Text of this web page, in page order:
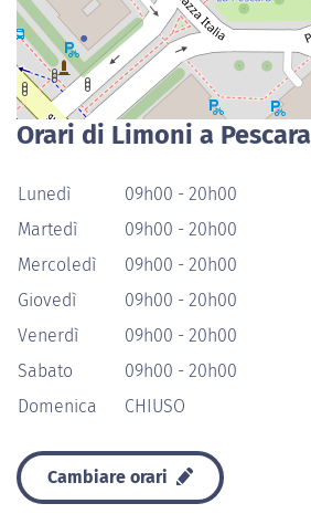
Orari di Limoni a Pescara
Lunedì
09h00 - 20h00
Martedì
09h00 - 20h00
Mercoledì
09h00 - 20h00
Giovedì
09h00 - 20h00
Venerdì
09h00 - 20h00
Sabato
09h00 - 20h00
Domenica
CHIUSO
Cambiare orari